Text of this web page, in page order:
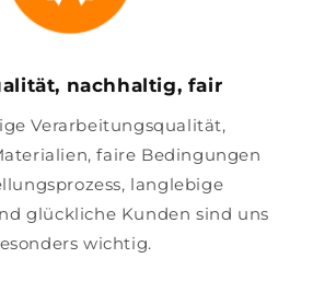
nachhaltig, fair
Verarbeitungsqualität,
faire Bedingungen
langlebige
glückliche Kunden sind uns
wichtig.